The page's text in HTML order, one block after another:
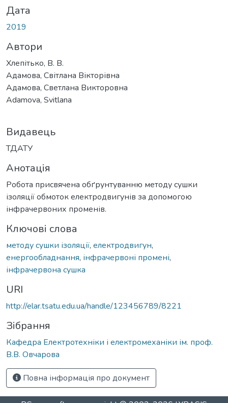
Дата
2019
Автори
Хлепітько, В. В.
Адамова, Світлана Вікторівна
Адамова, Светлана Викторовна
Adamova, Svitlana
Видавець
ТДАТУ
Анотація
Робота присвячена обґрунтуванню методу сушки
ізоляції обмоток електродвигунів за допомогою
інфрачервоних променів.
Ключові слова
методу сушки ізоляції, електродвигун,
енергообладнання, інфрачервоні промені,
інфрачервона сушка
URI
http://elar.tsatu.edu.ua/handle/123456789/8221
Зібрання
Кафедра Електротехніки і електромеханіки ім. проф.
В.В. Овчарова
Повна інформація про документ